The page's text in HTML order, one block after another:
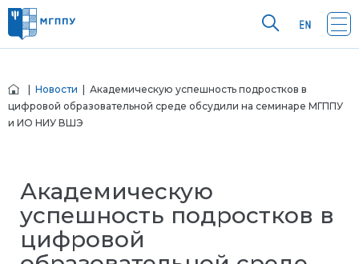
Новости | Академическую успешность подростков в
цифровой образовательной среде обсудили на семинаре МГППУ
и ИО НИУ ВШЭ
Академическую
успешность подростков в
цифровой